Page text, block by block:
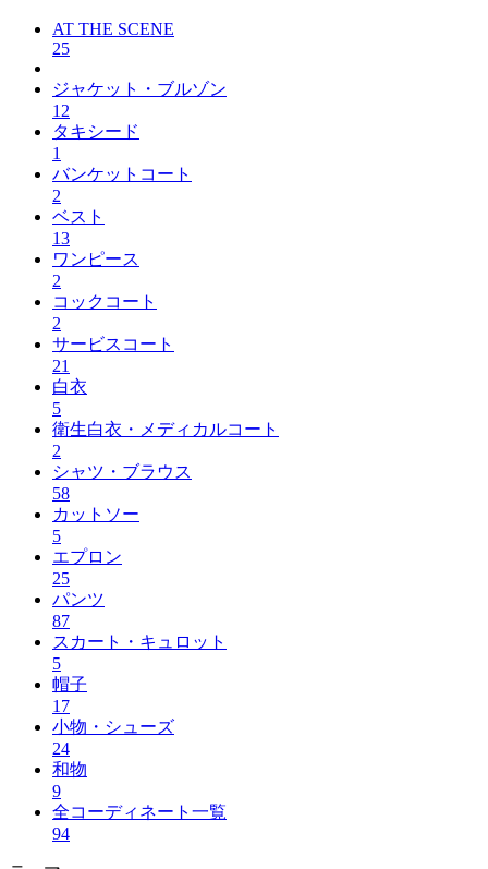
AT THE SCENE
25
ジャケット・ブルゾン
12
タキシード
1
バンケットコート
2
ベスト
13
ワンピース
2
コックコート
2
サービスコート
21
白衣
5
衛生白衣・メディカルコート
2
シャツ・ブラウス
58
カットソー
5
エプロン
25
パンツ
87
スカート・キュロット
5
帽子
17
小物・シューズ
24
和物
9
全コーディネート一覧
94